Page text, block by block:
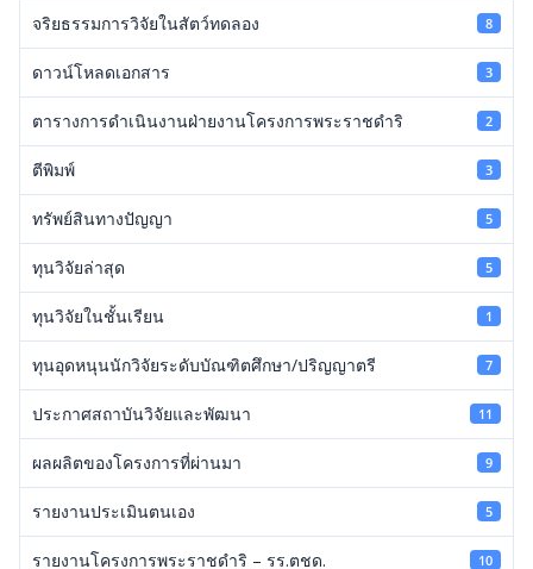
จริยธรรมการวิจัยในสัตว์ทดลอง 8
ดาวน์โหลดเอกสาร 3
ตารางการดำเนินงานฝ่ายงานโครงการพระราชดำริ 2
ตีพิมพ์ 3
ทรัพย์สินทางปัญญา 5
ทุนวิจัยล่าสุด 5
ทุนวิจัยในชั้นเรียน 1
ทุนอุดหนุนนักวิจัยระดับบัณฑิตศึกษา/ปริญญาตรี 7
ประกาศสถาบันวิจัยและพัฒนา 11
ผลผลิตของโครงการที่ผ่านมา 9
รายงานประเมินตนเอง 5
รายงานโครงการพระราชดำริ – รร.ตชด. 10